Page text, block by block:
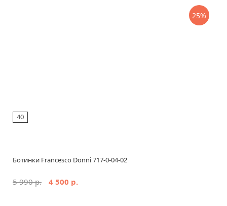
40
Ботинки Francesco Donni 717-0-04-02
5 990 р. 4 500 р.
25%